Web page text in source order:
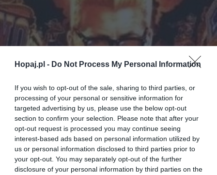
Hopaj.pl - Do Not Process My Personal Information
If you wish to opt-out of the sale, sharing to third parties, or
processing of your personal or sensitive information for
targeted advertising by us, please use the below opt-out
section to confirm your selection. Please note that after your
opt-out request is processed you may continue seeing
interest-based ads based on personal information utilized by
us or personal information disclosed to third parties prior to
your opt-out. You may separately opt-out of the further
disclosure of your personal information by third parties on the